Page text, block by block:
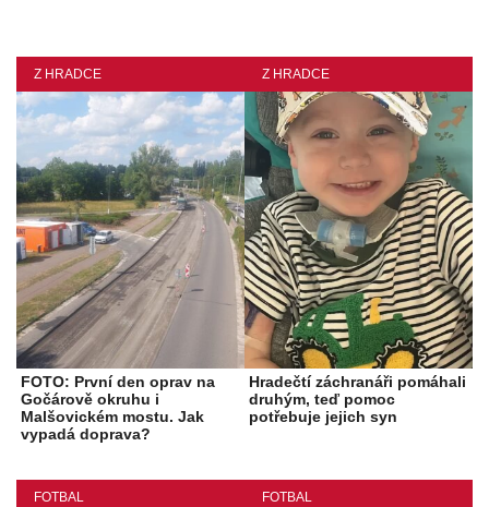
Z HRADCE
FOTO: První den oprav na
Gočárově okruhu i
Malšovickém mostu. Jak
vypadá doprava?
Z HRADCE
Hradečtí záchranáři pomáhali
druhým, teď pomoc
potřebuje jejich syn
FOTBAL FOTBAL